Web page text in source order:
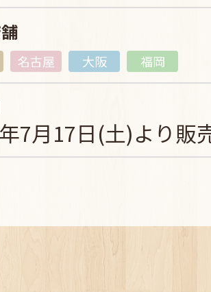
名古屋 大阪 福岡
7月17日(土)より販